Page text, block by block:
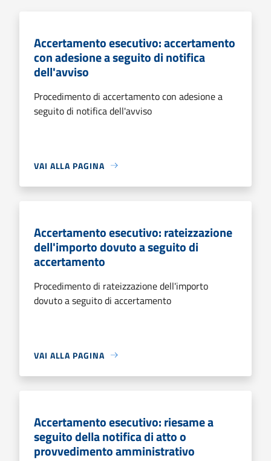
Accertamento esecutivo: accertamento
con adesione a seguito di notifica
dell'avviso
Procedimento di accertamento con adesione a
seguito di notifica dell'avviso
VAI ALLA PAGINA
Accertamento esecutivo: rateizzazione
dell'importo dovuto a seguito di
accertamento
Procedimento di rateizzazione dell'importo
dovuto a seguito di accertamento
VAI ALLA PAGINA
Accertamento esecutivo: riesame a
seguito della notifica di atto o
provvedimento amministrativo